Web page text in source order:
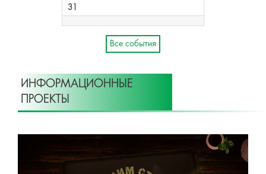
31
Все события
ИНФОРМАЦИОННЫЕ
ПРОЕКТЫ